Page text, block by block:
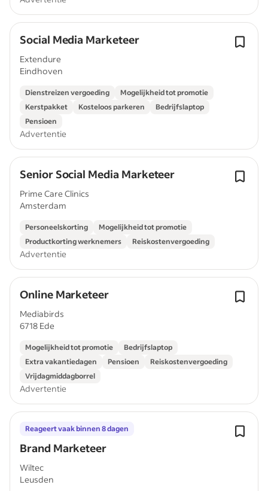
Social Media Marketeer
Extendure
Eindhoven
Dienstreizen vergoeding
Mogelijkheid tot promotie
Kerstpakket
Kosteloos parkeren
Bedrijfslaptop
Pensioen
Advertentie
Senior Social Media Marketeer
Prime Care Clinics
Amsterdam
Personeelskorting
Mogelijkheid tot promotie
Productkorting werknemers
Reiskostenvergoeding
Advertentie
Online Marketeer
Mediabirds
6718 Ede
Mogelijkheid tot promotie
Bedrijfslaptop
Extra vakantiedagen
Pensioen
Reiskostenvergoeding
Vrijdagmiddagborrel
Advertentie
Brand Marketeer
Reageert vaak binnen 8 dagen
Wiltec
Leusden